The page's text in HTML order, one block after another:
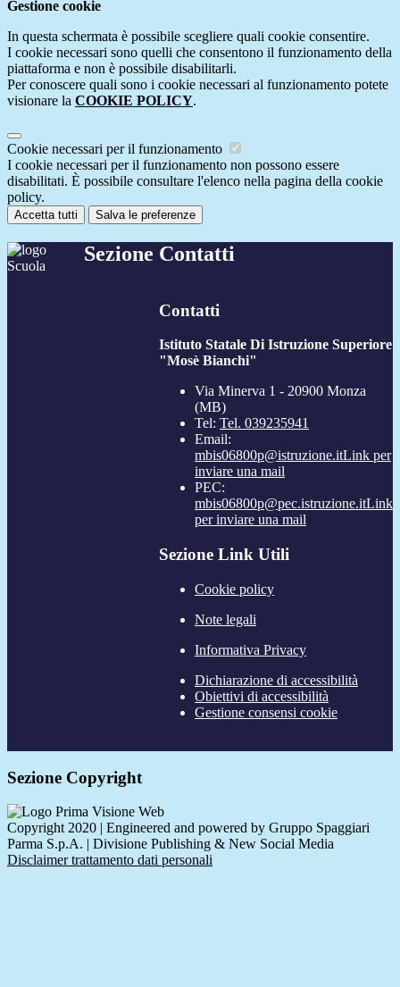
Gestione cookie
In questa schermata è possibile scegliere quali cookie consentire.
I cookie necessari sono quelli che consentono il funzionamento della
piattaforma e non è possibile disabilitarli.
Per conoscere quali sono i cookie necessari al funzionamento potete
visionare la COOKIE POLICY.
Cookie necessari per il funzionamento
I cookie necessari per il funzionamento non possono essere
disabilitati. È possibile consultare l'elenco nella pagina della cookie
policy.
Accetta tutti Salva le preferenze
Sezione Contatti
Contatti
Istituto Statale Di Istruzione Superiore
"Mosè Bianchi"
Via Minerva 1 - 20900 Monza
(MB)
Tel: Tel. 039235941
Email:
mbis06800p@istruzione.itLink per
inviare una mail
PEC:
mbis06800p@pec.istruzione.itLink
per inviare una mail
Sezione Link Utili
Cookie policy
Note legali
Informativa Privacy
Dichiarazione di accessibilità
Obiettivi di accessibilità
Gestione consensi cookie
Sezione Copyright
Copyright 2020 | Engineered and powered by Gruppo Spaggiari
Parma S.p.A. | Divisione Publishing & New Social Media
Disclaimer trattamento dati personali